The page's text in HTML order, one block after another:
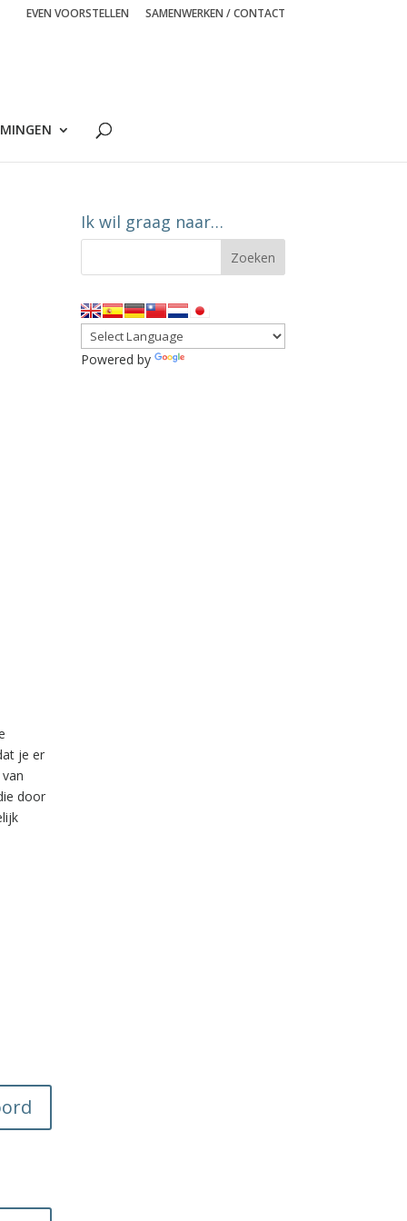
EVEN VOORSTELLEN SAMENWERKEN / CONTACT
je er
door
Ik wil graag naar…
Powered by